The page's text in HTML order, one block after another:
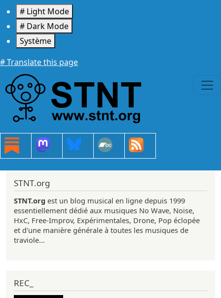
Aller au contenu principal
# Light Mode
# Dark Mode
Système
# Translate this page
STNT.org
STNT.org est un blog musical en ligne depuis 1999
essentiellement dédié aux musiques No Wave, Noise,
HxC, Free-Improv, Expérimentales, Drone, Pop éclopée
et d'une manière générale à toutes les musiques de
traviole...
REC_